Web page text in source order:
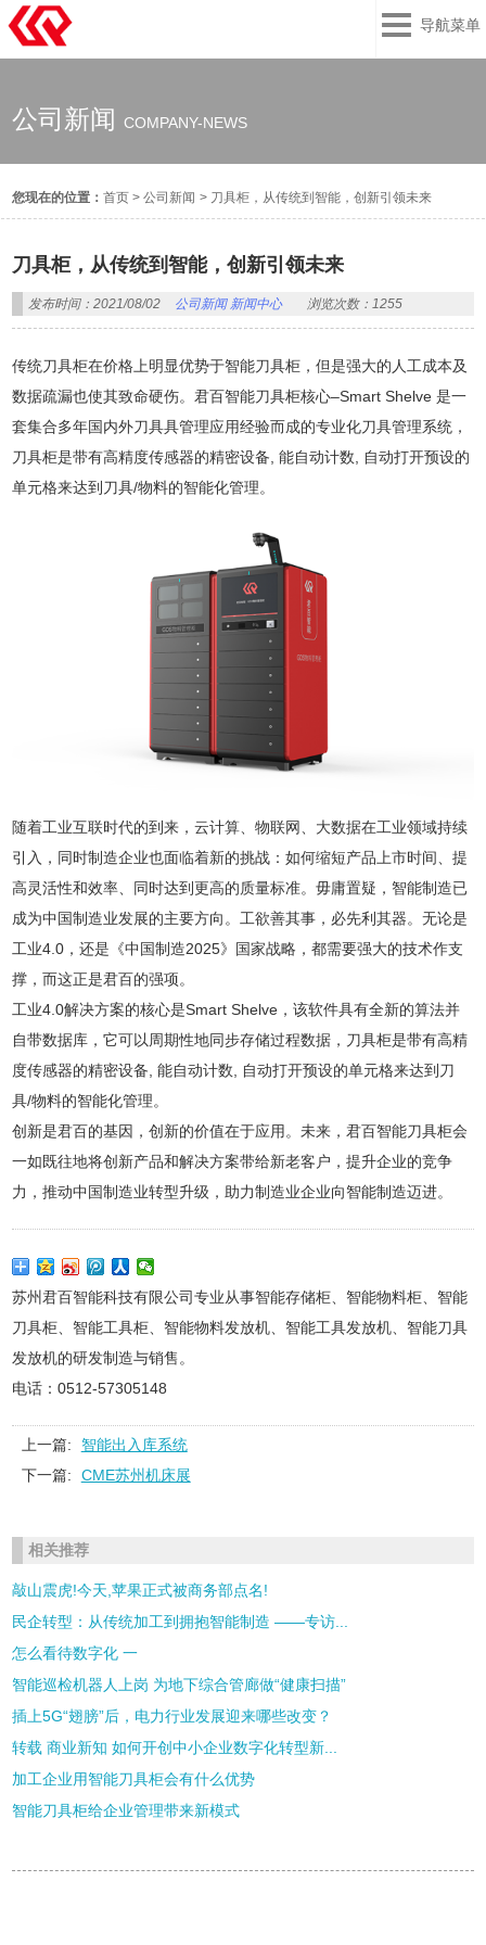
导航菜单
公司新闻COMPANY-NEWS
您现在的位置：首页 >公司新闻 > 刀具柜，从传统到智能，创新引领未来
刀具柜，从传统到智能，创新引领未来
发布时间：2021/08/02 公司新闻 新闻中心 浏览次数：1255
传统刀具柜在价格上明显优势于智能刀具柜，但是强大的人工成本及
数据疏漏也使其致命硬伤。君百智能刀具柜核心–Smart Shelve 是一
套集合多年国内外刀具具管理应用经验而成的专业化刀具管理系统，
刀具柜是带有高精度传感器的精密设备, 能自动计数, 自动打开预设的
单元格来达到刀具/物料的智能化管理。
随着工业互联时代的到来，云计算、物联网、大数据在工业领域持续
引入，同时制造企业也面临着新的挑战：如何缩短产品上市时间、提
高灵活性和效率、同时达到更高的质量标准。毋庸置疑，智能制造已
成为中国制造业发展的主要方向。工欲善其事，必先利其器。无论是
工业4.0，还是《中国制造2025》国家战略，都需要强大的技术作支
撑，而这正是君百的强项。
工业4.0解决方案的核心是Smart Shelve，该软件具有全新的算法并
自带数据库，它可以周期性地同步存储过程数据，刀具柜是带有高精
度传感器的精密设备, 能自动计数, 自动打开预设的单元格来达到刀
具/物料的智能化管理。
创新是君百的基因，创新的价值在于应用。未来，君百智能刀具柜会
一如既往地将创新产品和解决方案带给新老客户，提升企业的竞争
力，推动中国制造业转型升级，助力制造业企业向智能制造迈进。
苏州君百智能科技有限公司专业从事智能存储柜、智能物料柜、智能
刀具柜、智能工具柜、智能物料发放机、智能工具发放机、智能刀具
发放机的研发制造与销售。
电话：0512-57305148
上一篇:
智能出入库系统
下一篇:
CME苏州机床展
相关推荐
敲山震虎!今天,苹果正式被商务部点名!
民企转型：从传统加工到拥抱智能制造 ——专访...
怎么看待数字化 一
智能巡检机器人上岗 为地下综合管廊做“健康扫描”
插上5G“翅膀”后，电力行业发展迎来哪些改变？
转载 商业新知 如何开创中小企业数字化转型新...
加工企业用智能刀具柜会有什么优势
智能刀具柜给企业管理带来新模式